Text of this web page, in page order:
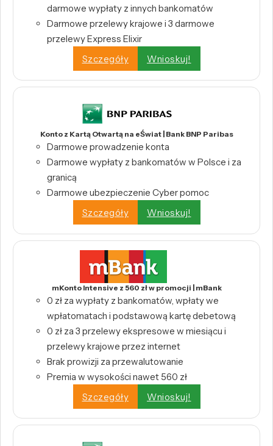
darmowe wypłaty z innych bankomatów
Darmowe przelewy krajowe i 3 darmowe
przelewy Express Elixir
Szczegóły
Wnioskuj!
Konto z Kartą Otwartą na eŚwiat | Bank BNP Paribas
Darmowe prowadzenie konta
Darmowe wypłaty z bankomatów w Polsce i za
granicą
Darmowe ubezpieczenie Cyber pomoc
Szczegóły
Wnioskuj!
mKonto Intensive z 560 zł w promocji | mBank
0 zł za wypłaty z bankomatów, wpłaty we
wpłatomatach i podstawową kartę debetową
0 zł za 3 przelewy ekspresowe w miesiącu i
przelewy krajowe przez internet
Brak prowizji za przewalutowanie
Premia w wysokości nawet 560 zł
Szczegóły
Wnioskuj!